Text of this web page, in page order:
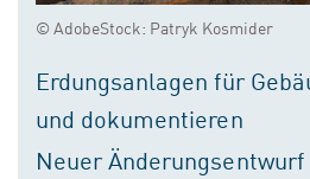
© AdobeStock: Patryk Kosmider
Erdungsanlagen für
und dokumentieren
Neuer Änderungsentwurf